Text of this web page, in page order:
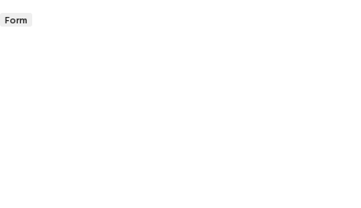
Form